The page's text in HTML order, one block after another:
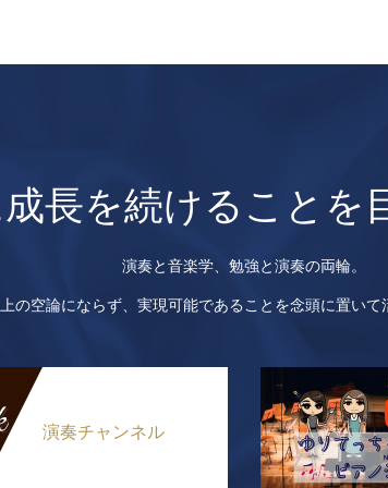
長を続けることを
演奏と音楽学、勉強と演奏の両輪。
の空論にならず、実現可能であることを念頭に置いて
演奏チャンネル